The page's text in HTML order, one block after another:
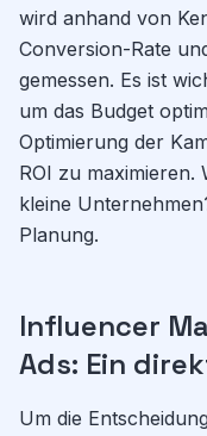
wird anhand von
Conversion-Rate
gemessen. Es ist
um das Budget
Optimierung der
ROI zu maximieren.
kleine
Planung.
Influencer
Ads: Ein
Um die